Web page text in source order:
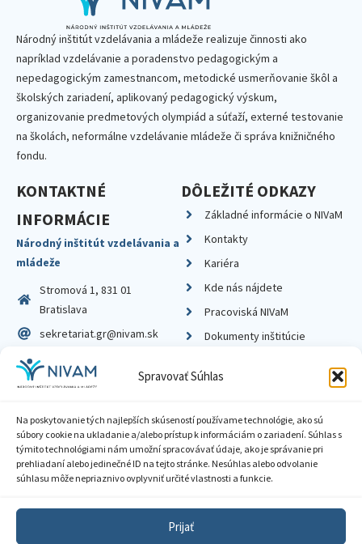
Spravovať Súhlas
Na poskytovanie tých najlepších skúseností používame technológie, ako sú
súbory cookie na ukladanie a/alebo prístup k informáciám o zariadení. Súhlas s
týmito technológiami nám umožní spracovávať údaje, ako je správanie pri
prehliadaní alebo jedinečné ID na tejto stránke. Nesúhlas alebo odvolanie
súhlasu môže nepriaznivo ovplyvniť určité vlastnosti a funkcie.
Prijať
Národný inštitút vzdelávania a mládeže realizuje činnosti ako
napríklad vzdelávanie a poradenstvo pedagogickým a
nepedagogickým zamestnancom, metodické usmerňovanie škôl a
školských zariadení, aplikovaný pedagogický výskum,
organizovanie predmetových olympiád a súťaží, externé testovanie
na školách, neformálne vzdelávanie mládeže či správa knižničného
fondu.
KONTAKTNÉ
INFORMÁCIE
Národný inštitút vzdelávania a
mládeže
Stromová 1, 831 01
Bratislava
sekretariat.gr@nivam.sk
IČO: 00164348
DIČ: 2020798714
DÔLEŽITÉ ODKAZY
Základné informácie o NIVaM
Kontakty
Kariéra
Kde nás nájdete
Pracoviská NIVaM
Dokumenty inštitúcie
Zásady ochrany súkromia
Sprístupnenie informácií